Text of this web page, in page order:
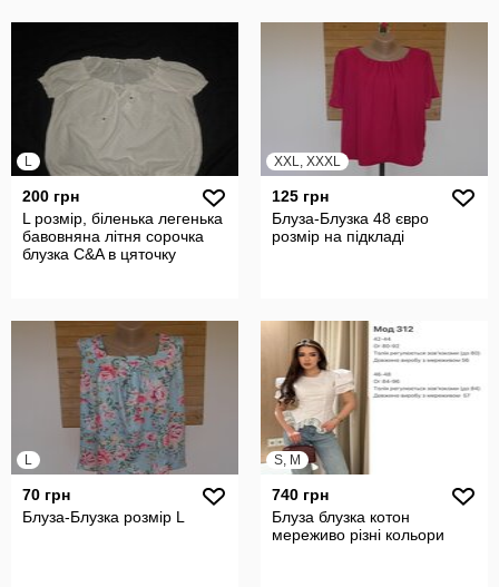
L
200 грн
L розмір, біленька легенька
бавовняна літня сорочка
блузка C&A в цяточку
XXL, XXXL
125 грн
Блуза-Блузка 48 євро
розмір на підкладі
L
70 грн
Блуза-Блузка розмір L
S, M
740 грн
Блуза блузка котон
мереживо різні кольори